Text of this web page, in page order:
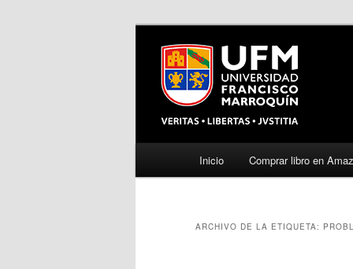
Ir
Ir
Inicio Comprar libro en
ARCHIVO DE LA ETIQUETA: